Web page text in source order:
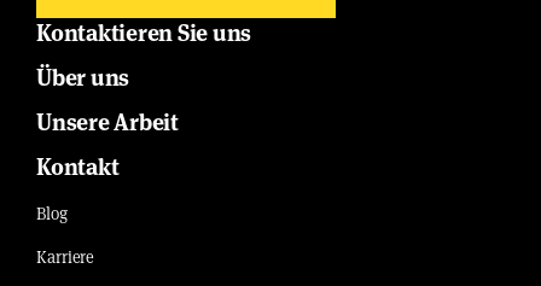
Kontaktieren Sie uns
Über uns
Unsere Arbeit
Kontakt
Blog
Karriere